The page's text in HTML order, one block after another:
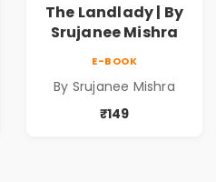
The Landlady | By
Srujanee Mishra
E-BOOK
By Srujanee Mishra
₹149